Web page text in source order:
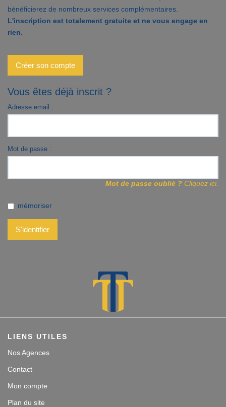
Contact
bénéficierez de nombreux services complémentaires.
L'inscription est totalement gratuite et ne vous engage en
rien.
Créer son compte
Vous êtes déjà inscrit ?
Adresse email :
Mot de passe :
Mot de passe oublié ? Cliquez ici.
mémoriser
S'identifier
LIENS UTILES
Nos Agences
Contact
Mon compte
Plan du site